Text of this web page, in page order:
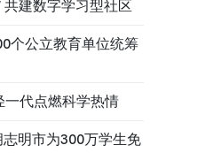
共建数字学习型社区
个公立教育单位统筹
一代点燃科学热情
明市为300万学生免